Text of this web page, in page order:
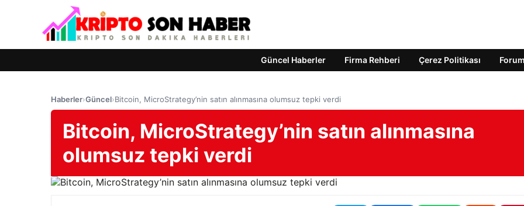
Güncel Haberler Firma Rehberi Çerez Politikası Forum
Haberler›Güncel›Bitcoin, MicroStrategy’nin satın alınmasına olumsuz tepki verdi
Bitcoin, MicroStrategy’nin satın alınmasına
olumsuz tepki verdi